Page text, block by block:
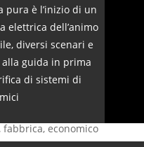
pura è l’inizio di un
elettrica dell’animo
diversi scenari e
guida in prima
di sistemi di
fabbrica, economico